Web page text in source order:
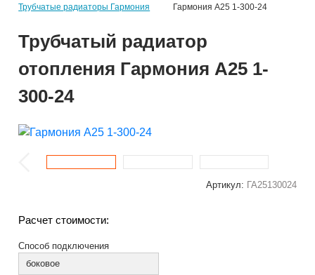
Трубчатые радиаторы Гармония
Гармония А25 1-300-24
Трубчатый радиатор
отопления Гармония А25 1-
300-24
Артикул: ГА25130024
Расчет стоимости:
Способ подключения
боковое